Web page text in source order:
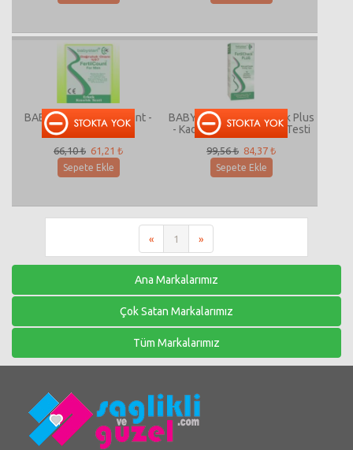
BABYSTART Fertil Count -
Erkek Kısırlık Testi
66,10 ₺ 61,21 ₺
Sepete Ekle
BABYSTART Fertil Check Plus
- Kadın ve Erkek Kısırlık Testi
99,56 ₺ 84,37 ₺
Sepete Ekle
« 1 »
Ana Markalarımız
Çok Satan Markalarımız
Tüm Markalarımız